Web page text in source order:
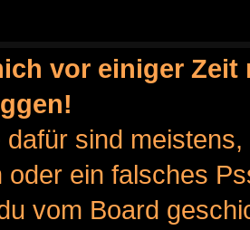
vor einiger
dafür sind
oder ein falsches
vom Board